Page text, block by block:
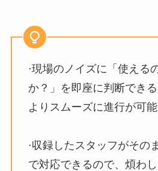
·現場のノイズに「使える
か？」を即座に判断でき
よりスムーズに進行が可能
·収録したスタッフがその
で対応できるので、煩わ